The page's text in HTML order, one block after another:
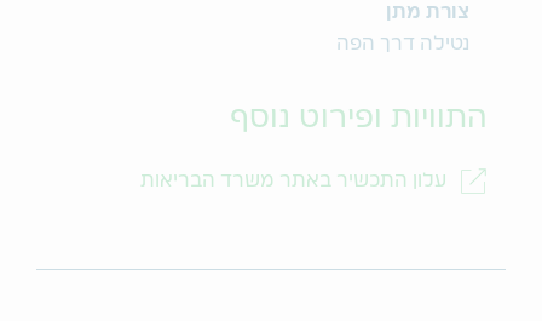
צורת מתן
נטילה דרך הפה
התוויות ופירוט נוסף
עלון התכשיר באתר משרד הבריאות